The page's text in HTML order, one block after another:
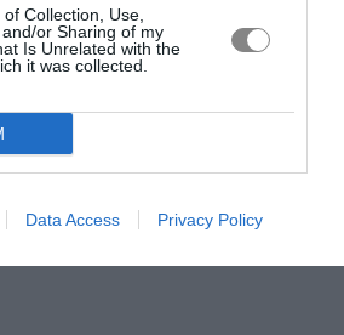
Collection, Use,
or Sharing of my
Is Unrelated with the
it was collected.
Data Access Privacy Policy